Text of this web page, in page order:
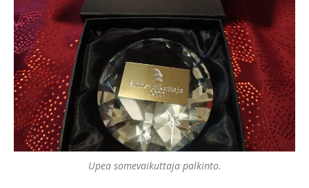
Upea somevaikuttaja palkinto.